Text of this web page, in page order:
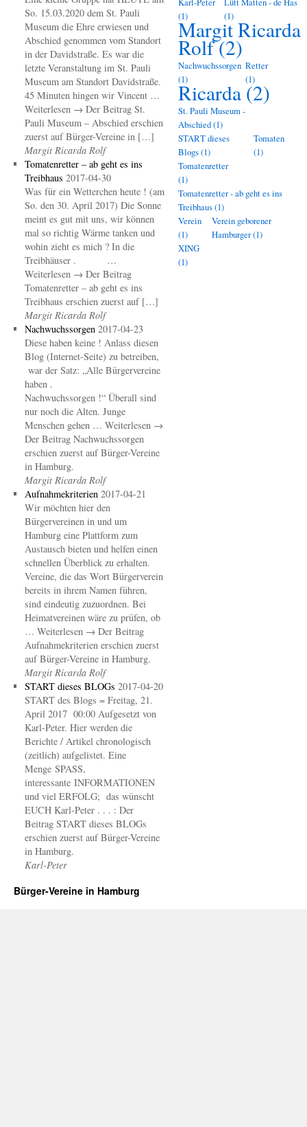
So. 15.03.2020 dem St. Pauli
Museum die Ehre erwiesen und
Abschied genommen vom Standort
in der Davidstraße. Es war die
letzte Veranstaltung im St. Pauli
Museum am Standort Davidstraße.
45 Minuten hingen wir Vincent …
Weiterlesen → Der Beitrag St.
Pauli Museum – Abschied erschien
zuerst auf Bürger-Vereine in […]
Margit Ricarda Rolf
Tomatenretter – ab geht es ins
Treibhaus 2017-04-30
Was für ein Wetterchen heute ! (am
So. den 30. April 2017) Die Sonne
meint es gut mit uns, wir können
mal so richtig Wärme tanken und
wohin zieht es mich ? In die
Treibhäuser . …
Weiterlesen → Der Beitrag
Tomatenretter – ab geht es ins
Treibhaus erschien zuerst auf […]
Margit Ricarda Rolf
Nachwuchssorgen 2017-04-23
Diese haben keine ! Anlass diesen
Blog (Internet-Seite) zu betreiben,
war der Satz: „Alle Bürgervereine
haben .
Nachwuchssorgen !“ Überall sind
nur noch die Alten. Junge
Menschen gehen … Weiterlesen →
Der Beitrag Nachwuchssorgen
erschien zuerst auf Bürger-Vereine
in Hamburg.
Margit Ricarda Rolf
Aufnahmekriterien 2017-04-21
Wir möchten hier den
Bürgervereinen in und um
Hamburg eine Plattform zum
Austausch bieten und helfen einen
schnellen Überblick zu erhalten.
Vereine, die das Wort Bürgerverein
bereits in ihrem Namen führen,
sind eindeutig zuzuordnen. Bei
Heimatvereinen wäre zu prüfen, ob
… Weiterlesen → Der Beitrag
Aufnahmekriterien erschien zuerst
auf Bürger-Vereine in Hamburg.
Margit Ricarda Rolf
START dieses BLOGs 2017-04-20
START des Blogs = Freitag, 21.
April 2017 00:00 Aufgesetzt von
Karl-Peter. Hier werden die
Berichte / Artikel chronologisch
(zeitlich) aufgelistet. Eine
Menge SPASS,
interessante INFORMATIONEN
und viel ERFOLG; das wünscht
EUCH Karl-Peter . . . : Der
Beitrag START dieses BLOGs
erschien zuerst auf Bürger-Vereine
in Hamburg.
Karl-Peter
(1)
(1)
Margit Ricarda
Rolf(2)
Nachwuchssorgen
(1)
Retter
(1)
Ricarda (2)
St. Pauli Museum -
Abschied(1)
START dieses
Blogs(1)
Tomaten
(1)
Tomatenretter
(1)
Tomatenretter - ab geht es ins
Treibhaus(1)
Verein
(1)
Verein geborener
Hamburger(1)
XING
(1)
Bürger-Vereine in Hamburg